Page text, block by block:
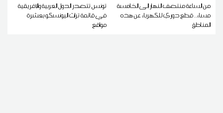
من الساعة منتصف النهار إلى الخامسة
مساء.. قطع دوري للكهرباء عن هذه
المناطق
تونس تتصدر الدول العربية والإفريقية
في قائمة تراث اليونسكو بعشرة
مواقع